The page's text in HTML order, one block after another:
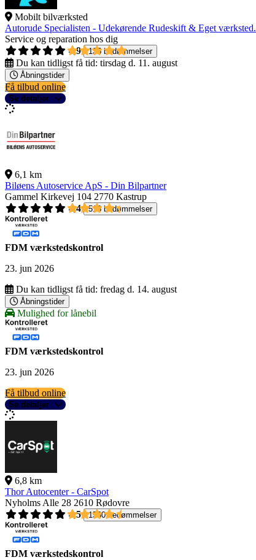
Mobilt bilværksted
Autorude Specialisten - Udekørende Rudeskift & Eget værksted.
Service og reparation hos dig
4,9
135 bedømmelser
Du kan tidligst få tid: tirsdag d. 11. august
Åbningstider
Få tilbud online
Se detaljer
6,1 km
Biløens Autoservice ApS - Din Bilpartner
Gammel Kirkevej 104 2770 Kastrup
4,4
518 bedømmelser
FDM værkstedskontrol
23. jun 2026
Du kan tidligst få tid: fredag d. 14. august
Åbningstider
Mulighed for lånebil
FDM værkstedskontrol
23. jun 2026
Få tilbud online
Se detaljer
6,8 km
Thor Autocenter - CarSpot
Nyholms Alle 28 2610 Rødovre
4,5
1560 bedømmelser
FDM værkstedskontrol